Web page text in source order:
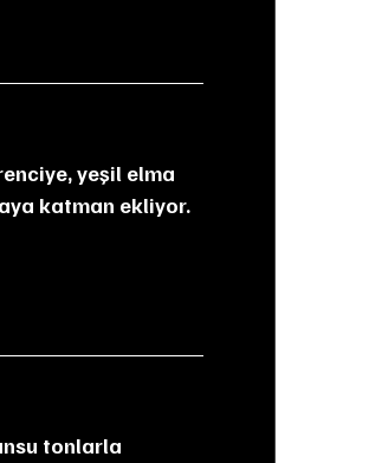
yeşil elma
katman ekliyor.
tonlarla